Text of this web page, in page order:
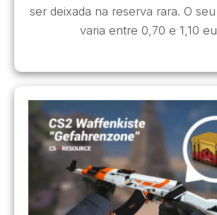
ser deixada na reserva rara. O
varia entre 0,70 e 1,10